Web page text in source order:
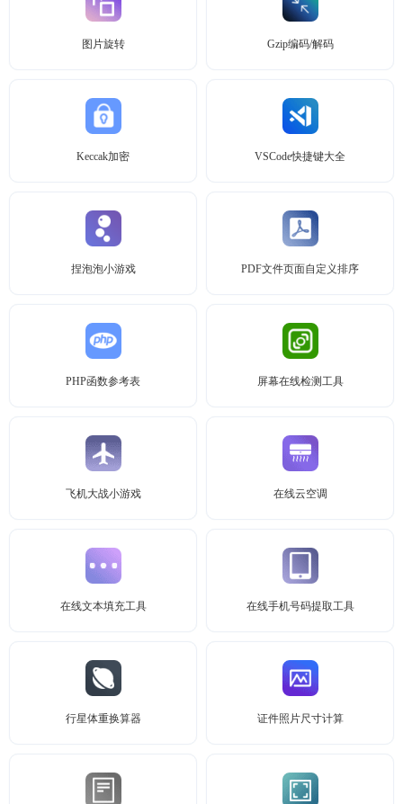
图片旋转 Gzip编码/解码
Keccak加密 VSCode快捷键大全
捏泡泡小游戏 PDF文件页面自定义排序
PHP函数参考表 屏幕在线检测工具
飞机大战小游戏 在线云空调
在线文本填充工具 在线手机号码提取工具
行星体重换算器 证件照片尺寸计算